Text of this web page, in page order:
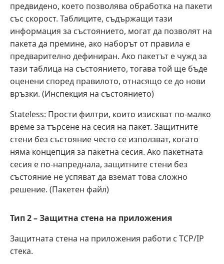
предвидено, което позволява обработка на пакети
със скорост. Таблиците, съдържащи тази
информация за състоянието, могат да позволят на
пакета да премине, ако наборът от правила е
предварително дефиниран. Ако пакетът е чужд за
тази таблица на състоянието, тогава той ще бъде
оценени според правилото, отнасящо се до нови
връзки. (Инспекция на състоянието)
Stateless: Прости филтри, които изискват по-малко
време за търсене на сесия на пакет. Защитните
стени без състояние често се използват, когато
няма концепция за пакетна сесия. Ако пакетната
сесия е по-напреднала, защитните стени без
състояние не успяват да вземат това сложно
решение. (Пакетен файл)
Тип 2 – Защитна стена на приложения
Защитната стена на приложения работи с TCP/IP
стека.